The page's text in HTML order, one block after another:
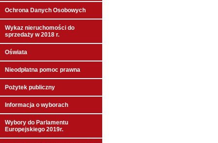
Ochrona Danych Osobowych
Wykaz nieruchomości do
sprzedaży w 2018 r.
Oświata
Nieodpłatna pomoc prawna
Pożytek publiczny
Informacja o wyborach
Wybory do Parlamentu
Europejskiego 2019r.